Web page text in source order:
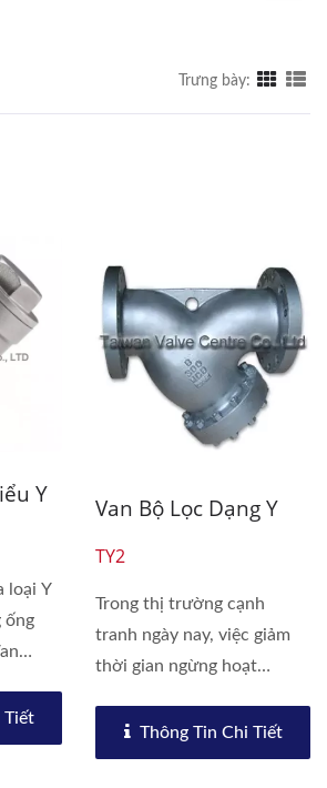
Trưng bày:
Y
loại Y
ống
Tiết
Van Bộ Lọc Dạng Y
TY2
Trong thị trường cạnh
tranh ngày nay, việc giảm
thời gian ngừng hoạt
Thông Tin Chi Tiết